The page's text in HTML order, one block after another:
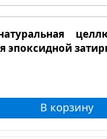
эпоксидной
В корзину